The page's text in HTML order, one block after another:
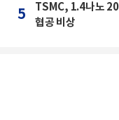
5
TSMC, 1.4나노
협공 비상